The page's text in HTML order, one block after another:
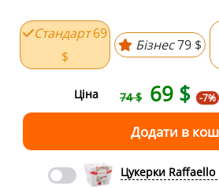
Стандарт 69
$
Бізнес79 $
Ціна 74 $ 69 $ -7%
Цукерки Raffaello